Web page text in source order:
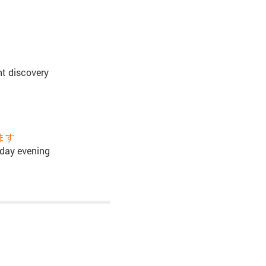
discovery
す
evening